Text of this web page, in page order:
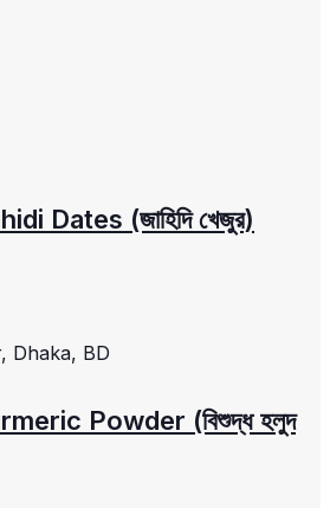
Dates (জাহিদি খেজুর)
Dhaka, BD
Powder (বিশুদ্ধ হলুদ